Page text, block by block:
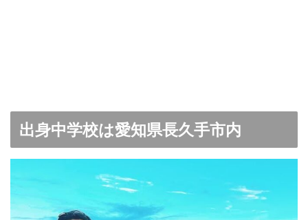
出身中学校は愛知県長久手市内